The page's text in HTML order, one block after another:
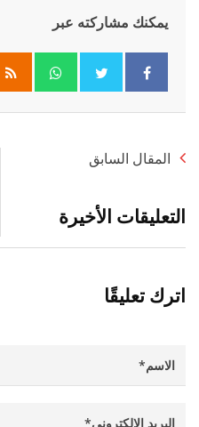
يمكنك مشاركته عبر
Whatsapp
المقال السابق
التعليقات الأخيرة
اترك تعليقًا